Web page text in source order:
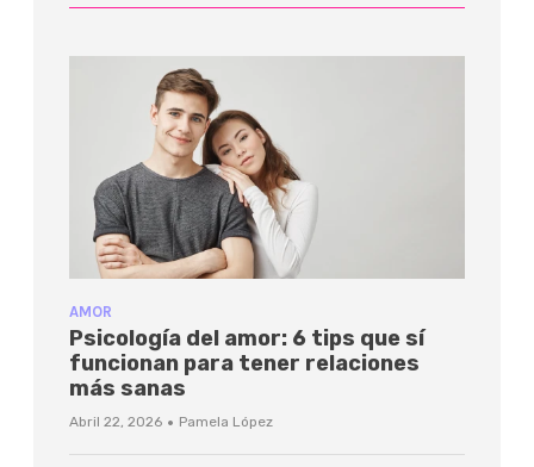
AMOR
Psicología del amor: 6 tips que sí
funcionan para tener relaciones
más sanas
Abril 22, 2026 · Pamela López